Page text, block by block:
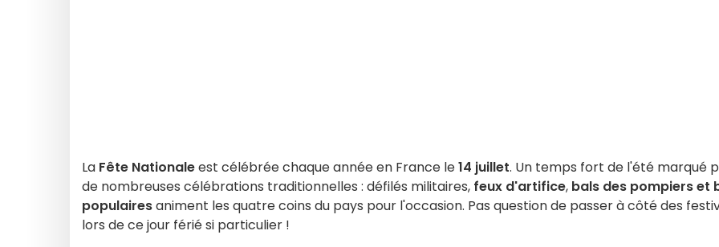
La Fête Nationaleest célébrée chaque année en France le14 juillet. Un temps fort de l'été marqué
de nombreuses célébrations traditionnelles : défilés militaires, feux d'artifice, bals des pompiers et
populairesaniment les quatre coins du pays pour l'occasion. Pas question de passer à côté des
lors de ce jour férié si particulier !